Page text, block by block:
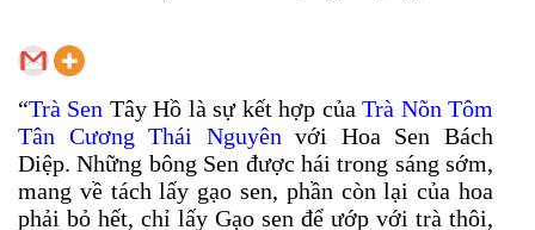
“Trà Sen Tây Hồ là sự kết hợp củaTrà Nõn Tôm
Tân Cương Thái Nguyên với Hoa Sen Bách
Diệp. Những bông Sen được hái trong sáng sớm,
mang về tách lấy gạo sen, phần còn lại của hoa
phải bỏ hết, chỉ lấy Gạo sen để ướp với trà thôi,